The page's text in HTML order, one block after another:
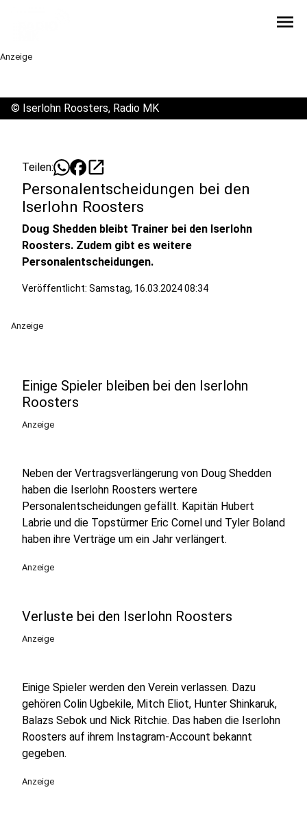
menu
Anzeige
© Iserlohn Roosters, Radio MK
Teilen: open_in_new
Personalentscheidungen bei den
Iserlohn Roosters
Doug Shedden bleibt Trainer bei den Iserlohn
Roosters. Zudem gibt es weitere
Personalentscheidungen.
Veröffentlicht: Samstag, 16.03.2024 08:34
Anzeige
Einige Spieler bleiben bei den Iserlohn
Roosters
Anzeige
Neben der Vertragsverlängerung von Doug Shedden
haben die Iserlohn Roosters wertere
Personalentscheidungen gefällt. Kapitän Hubert
Labrie und die Topstürmer Eric Cornel und Tyler Boland
haben ihre Verträge um ein Jahr verlängert.
Anzeige
Verluste bei den Iserlohn Roosters
Anzeige
Einige Spieler werden den Verein verlassen. Dazu
gehören Colin Ugbekile, Mitch Eliot, Hunter Shinkaruk,
Balazs Sebok und Nick Ritchie. Das haben die Iserlohn
Roosters auf ihrem Instagram-Account bekannt
gegeben.
Anzeige